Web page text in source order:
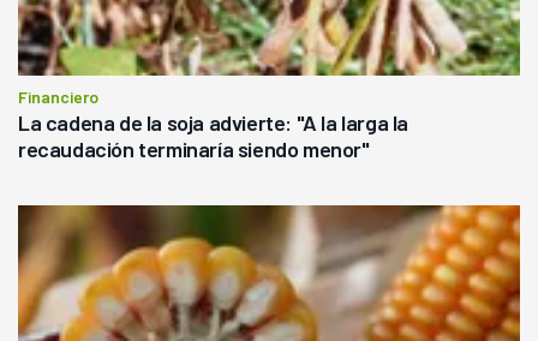
Financiero
La cadena de la soja advierte: "A la larga la
recaudación terminaría siendo menor"